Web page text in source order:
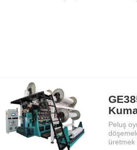
Peluş
üretmek